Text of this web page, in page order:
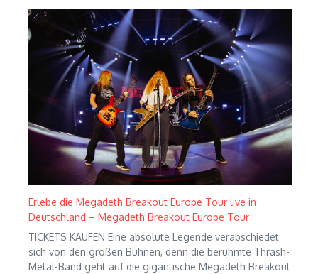
Erlebe die Megadeth Breakout Europe Tour live in
Deutschland – Megadeth Breakout Europe Tour
TICKETS KAUFEN Eine absolute Legende verabschiedet
sich von den großen Bühnen, denn die berühmte Thrash-
Metal-Band geht auf die gigantische Megadeth Breakout